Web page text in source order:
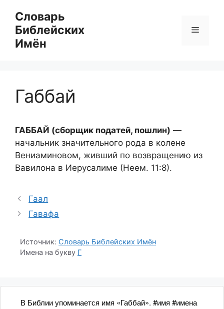
содержимому
Словарь
Библейских
Имён
Меню
Габбай
ГАББАЙ (сборщик податей, пошлин) —
начальник значительного рода в колене
Вениаминовом, живший по возвращению из
Вавилона в Иерусалиме (Неем. 11:8).
Гаал
Гавафа
Источник: Словарь Библейских Имён
Имена на букву Г
В Библии упоминается имя «Габбай». #имя #имена